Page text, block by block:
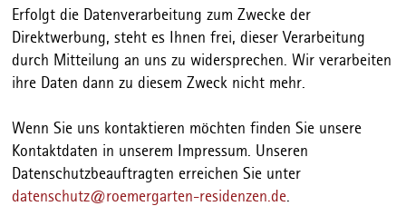
Erfolgt die Datenverarbeitung zum Zwecke der
Direktwerbung, steht es Ihnen frei, dieser Verarbeitung
durch Mitteilung an uns zu widersprechen. Wir verarbeiten
ihre Daten dann zu diesem Zweck nicht mehr.
Wenn Sie uns kontaktieren möchten finden Sie unsere
Kontaktdaten in unserem Impressum. Unseren
Datenschutzbeauftragten erreichen Sie unter
datenschutz@roemergarten-residenzen.de.